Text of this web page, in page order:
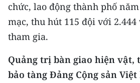
Chuyên trang TP. Hồ Chí Minh
CHUYÊN ĐỀ
CÁC CHUYÊN TRANG
chức, lao động thành phố
mạc, thu hút 115 đội với
tham gia.
Quảng trị bàn giao hiện vật,
bảo tàng Đảng Cộng sản Việt